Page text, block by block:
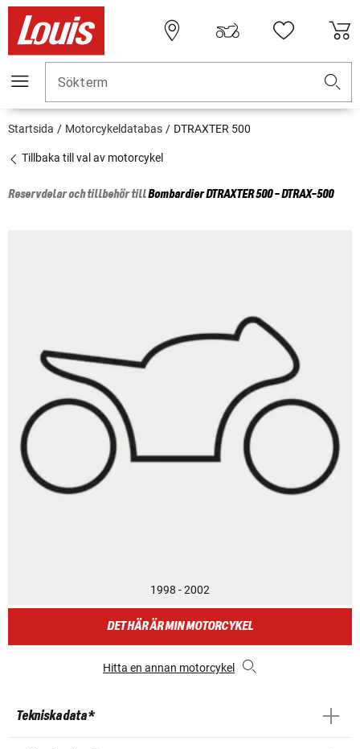
Sökterm
Startsida Motorcykeldatabas DTRAXTER 500
Tillbaka till val av motorcykel
Reservdelar och tillbehör tillBombardierDTRAXTER 500 - DTRAX-500
1998 - 2002
DET HÄR ÄR MIN MOTORCYKEL
Hitta en annan motorcykel
Tekniska data *